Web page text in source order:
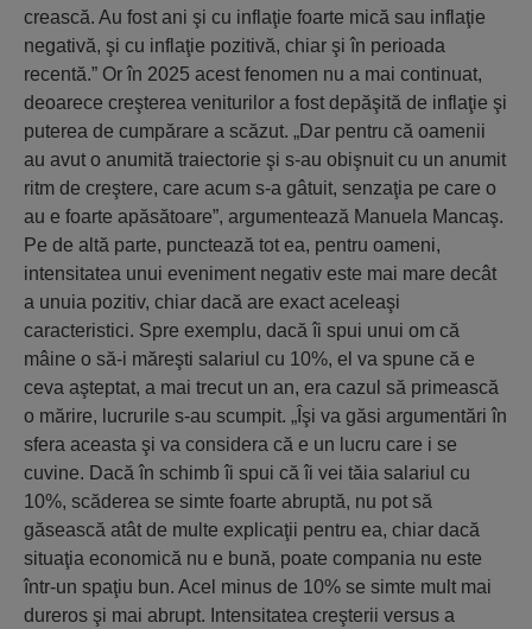
crească. Au fost ani şi cu inflaţie foarte mică sau inflaţie
negativă, şi cu inflaţie pozitivă, chiar şi în perioada
recentă.” Or în 2025 acest fenomen nu a mai continuat,
deoarece creşterea veniturilor a fost depăşită de inflaţie şi
puterea de cumpărare a scăzut. „Dar pentru că oamenii
au avut o anumită traiectorie şi s-au obişnuit cu un anumit
ritm de creştere, care acum s-a gâtuit, senzaţia pe care o
au e foarte apăsătoare”, argumentează Manuela Mancaş.
Pe de altă parte, punctează tot ea, pentru oameni,
intensitatea unui eveniment negativ este mai mare decât
a unuia pozitiv, chiar dacă are exact aceleaşi
caracteristici. Spre exemplu, dacă îi spui unui om că
mâine o să-i măreşti salariul cu 10%, el va spune că e
ceva aşteptat, a mai trecut un an, era cazul să primească
o mărire, lucrurile s-au scumpit. „Îşi va găsi argumentări în
sfera aceasta şi va considera că e un lucru care i se
cuvine. Dacă în schimb îi spui că îi vei tăia salariul cu
10%, scăderea se simte foarte abruptă, nu pot să
găsească atât de multe explicaţii pentru ea, chiar dacă
situaţia economică nu e bună, poate compania nu este
într-un spaţiu bun. Acel minus de 10% se simte mult mai
dureros şi mai abrupt. Intensitatea creşterii versus a